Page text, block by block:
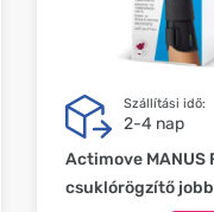
Szállítási idő:
2-4 nap
Actimove MANUS
csuklórögzítő jobb